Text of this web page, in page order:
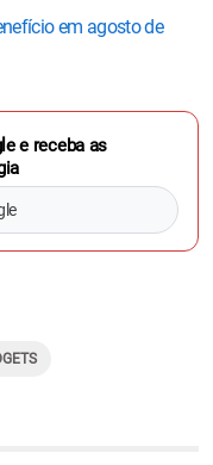
em agosto de
e receba as